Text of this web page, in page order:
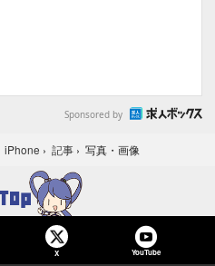
Sponsored by
iPhone › 記事 › 写真・画像
X YouTube